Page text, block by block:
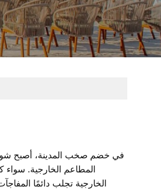
في خضم صخب المدينة، أصبح شوق
المطاعم الخارجية.
الخارجية تجلب دائمًا